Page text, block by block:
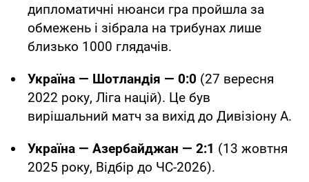
дипломатичні нюанси гра пройшла за
обмежень і зібрала на трибунах лише
близько 1000 глядачів.
Україна — Шотландія — 0:0 (27 вересня
2022 року, Ліга націй). Це був
вирішальний матч за вихід до Дивізіону А.
Україна — Азербайджан — 2:1 (13 жовтня
2025 року, Відбір до ЧС-2026).